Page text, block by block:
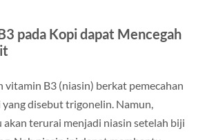
pada Kopi dapat Mencegah
vitamin B3 (niasin) berkat pemecahan
yang disebut trigonelin. Namun,
terurai menjadi niasin setelah biji